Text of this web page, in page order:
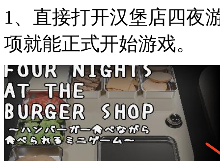
1、直接打开汉堡店四夜
项就能正式开始游戏。